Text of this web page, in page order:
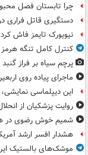
چرا تابستان فصل
دستگیری قاتل فراری
نیویورک تایمز فاش
کنترل کامل تنگه
پرچم سیاه بر فراز
ماجرای پیاده روی
این دیپلماسی
روایت پزشکیان از
شمیم خوش رضوی در
هشدار افسر ارشد
موشک‌های بالستیک